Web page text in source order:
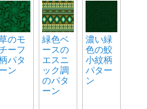
のモ
ーフ
パタ
ーン
緑色ベ
ースの
エスニ
ック調
のパタ
ーン
濃い緑
色の鮫
小紋柄
パター
ン